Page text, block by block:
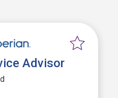
Advisor